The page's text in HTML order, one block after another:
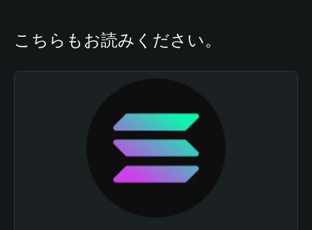
こちらもお読みください。